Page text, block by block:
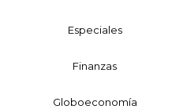
Especiales
Finanzas
Globoeconomía